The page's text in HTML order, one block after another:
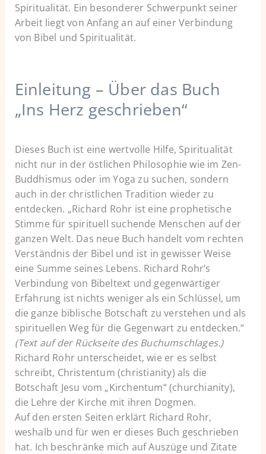
Spiritualität. Ein besonderer Schwerpunkt seiner
Arbeit liegt von Anfang an auf einer Verbindung
von Bibel und Spiritualität.
Einleitung – Über das Buch
„Ins Herz geschrieben“
Dieses Buch ist eine wertvolle Hilfe, Spiritualität
nicht nur in der östlichen Philosophie wie im Zen-
Buddhismus oder im Yoga zu suchen, sondern
auch in der christlichen Tradition wieder zu
entdecken. „Richard Rohr ist eine prophetische
Stimme für spirituell suchende Menschen auf der
ganzen Welt. Das neue Buch handelt vom rechten
Verständnis der Bibel und ist in gewisser Weise
eine Summe seines Lebens. Richard Rohr’s
Verbindung von Bibeltext und gegenwärtiger
Erfahrung ist nichts weniger als ein Schlüssel, um
die ganze biblische Botschaft zu verstehen und als
spirituellen Weg für die Gegenwart zu entdecken.“
(Text auf der Rückseite des Buchumschlages.)
Richard Rohr unterscheidet, wie er es selbst
schreibt, Christentum (christianity) als die
Botschaft Jesu vom „Kirchentum“ (churchianity),
die Lehre der Kirche mit ihren Dogmen.
Auf den ersten Seiten erklärt Richard Rohr,
weshalb und für wen er dieses Buch geschrieben
hat. Ich beschränke mich auf Auszüge und Zitate